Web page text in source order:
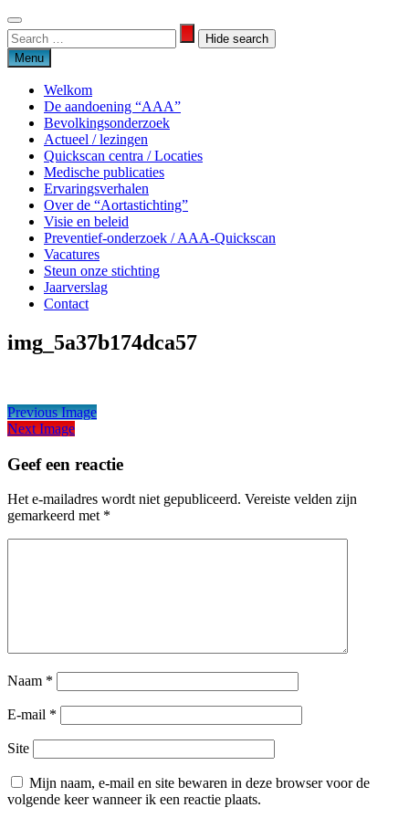
Skip
to
content
Search
for:
Search
Menu
Welkom
De aandoening “AAA”
Bevolkingsonderzoek
Actueel / lezingen
Quickscan centra / Locaties
Medische publicaties
Ervaringsverhalen
Over de “Aortastichting”
Visie en beleid
Preventief-onderzoek / AAA-Quickscan
Vacatures
Steun onze stichting
Jaarverslag
Contact
Aortastichting
img_5a37b174dca57
Previous Image
Next Image
Geef een reactie
Het e-mailadres wordt niet gepubliceerd. Vereiste velden zijn
gemarkeerd met *
Naam *
E-mail *
Site
Mijn naam, e-mail en site bewaren in deze browser voor de
volgende keer wanneer ik een reactie plaats.